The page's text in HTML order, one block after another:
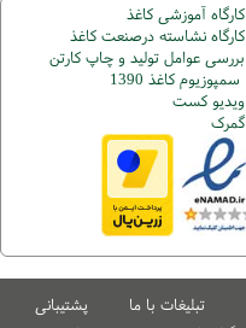
کارگاه آموزشی کاغذ
کارگاه نشاسته درصنعت کاغذ
بررسی عوامل تولید و چاپ کارتن
سمپوزیوم کاغذ 1390
ویدیو کست
گمرک
تبلیغات با ما
پشتیبانی